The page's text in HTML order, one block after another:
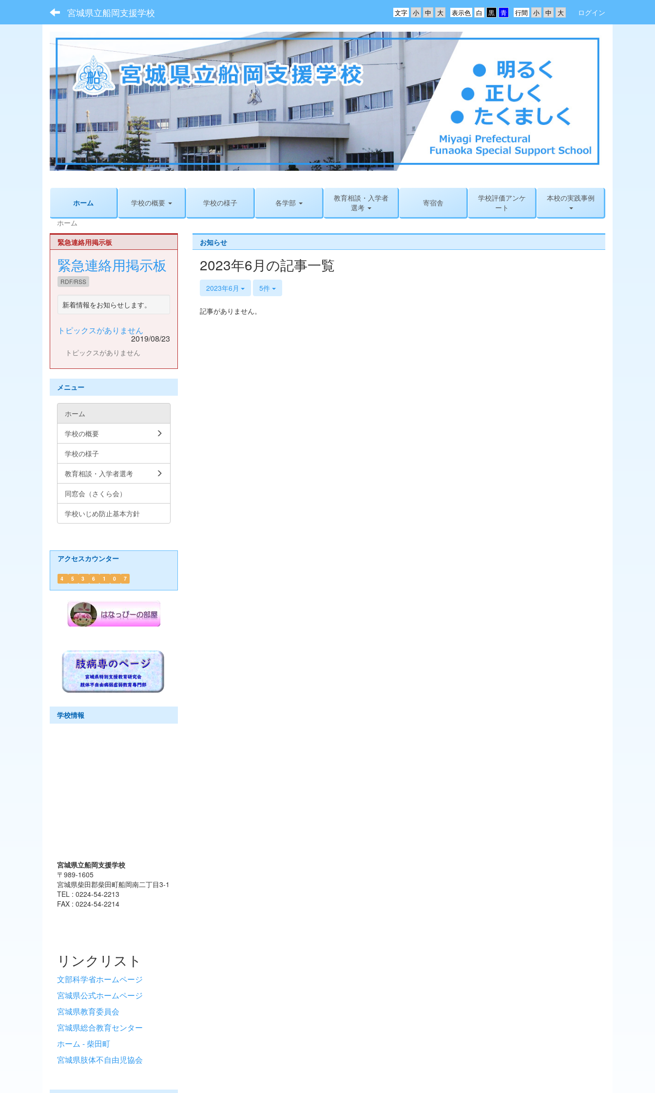
宮城県立船岡支援学校 行間
表示色
文字 ログイン
ホーム 学校の概要 学校の様子 各学部
教育相談・入学者
選考
寄宿舎
学校評価アンケ
ート
本校の実践事例
ホーム
お知らせ
2023年6月の記事一覧
2023年6月 5件
記事がありません。
緊急連絡用掲示板
緊急連絡用掲示板
RDF/RSS
新着情報をお知らせします。
トピックスがありません
2019/08/23
トピックスがありません
メニュー
ホーム
学校の概要
学校の様子
教育相談・入学者選考
同窓会（さくら会）
学校いじめ防止基本方針
アクセスカウンター
4 5 3 6 1 0 7
学校情報
宮城県立船岡支援学校
〒989-1605
宮城県柴田郡柴田町船岡南二丁目3-1
TEL : 0224-54-2213
FAX : 0224-54-2214
リンクリスト
文部科学省ホームページ
宮城県公式ホームページ
宮城県教育委員会
宮城県総合教育センター
ホーム - 柴田町
宮城県肢体不自由児協会